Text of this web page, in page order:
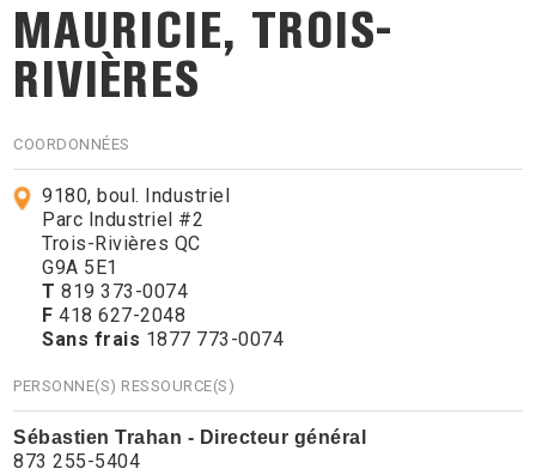
MAURICIE, TROIS-
RIVIÈRES
COORDONNÉES
9180, boul. Industriel
Parc Industriel #2
Trois-Rivières QC
G9A 5E1
T 819 373-0074
F 418 627-2048
Sans frais 1877 773-0074
PERSONNE(S) RESSOURCE(S)
Sébastien Trahan - Directeur général
873 255-5404